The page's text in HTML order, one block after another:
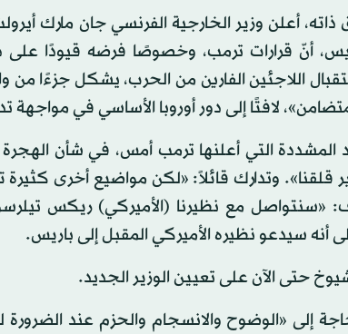
أعلن وزير الخارجية الفرنسي جان مارك
أنّ قرارات ترمب، وخصوصًا فرضه قيودًا على
اللاجئين الفارين من الحرب، يشكل جزءًا
لافتًا إلى دور أوروبا الأساسي في مواجهة
المشددة التي أعلنها ترمب أمس، في شأن
قلقنا». وتدارك قائلاً: «لكن مواضيع أخرى كثيرة
«سنتواصل مع نظيرنا (الأميركي) ريكس
أنه سيدعو نظيره الأميركي المقبل إلى باريس.
حتى الآن على تعيين الوزير الجديد.
إلى «الوضوح والانسجام والحزم عند الضرورة